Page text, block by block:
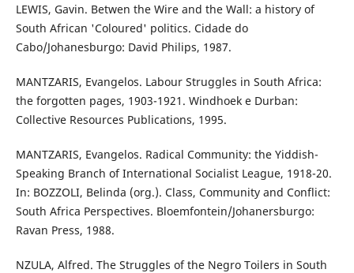
LEWIS, Gavin. Betwen the Wire and the Wall: a history of
South African 'Coloured' politics. Cidade do
Cabo/Johanesburgo: David Philips, 1987.
MANTZARIS, Evangelos. Labour Struggles in South Africa:
the forgotten pages, 1903-1921. Windhoek e Durban:
Collective Resources Publications, 1995.
MANTZARIS, Evangelos. Radical Community: the Yiddish-
Speaking Branch of International Socialist League, 1918-20.
In: BOZZOLI, Belinda (org.). Class, Community and Conflict:
South Africa Perspectives. Bloemfontein/Johanersburgo:
Ravan Press, 1988.
NZULA, Alfred. The Struggles of the Negro Toilers in South